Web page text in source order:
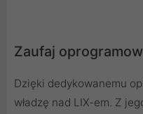
Zaufaj
Dzięki dedykowanemu
władzę nad LIX-em. Z